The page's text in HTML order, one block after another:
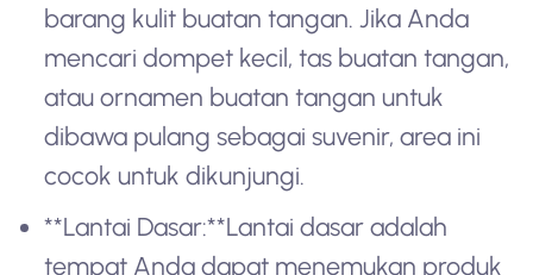
barang kulit buatan tangan. Jika Anda
mencari dompet kecil, tas buatan tangan,
atau ornamen buatan tangan untuk
dibawa pulang sebagai suvenir, area ini
cocok untuk dikunjungi.
**Lantai Dasar:**Lantai dasar adalah
tempat Anda dapat menemukan produk